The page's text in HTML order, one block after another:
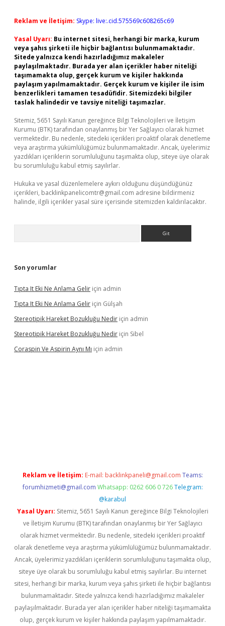
Reklam ve İletişim: Skype: live:.cid.575569c608265c69
Yasal Uyarı: Bu internet sitesi, herhangi bir marka, kurum
veya şahıs şirketi ile hiçbir bağlantısı bulunmamaktadır.
Sitede yalnızca kendi hazırladığımız makaleler
paylaşılmaktadır. Burada yer alan içerikler haber niteliği
taşımamakta olup, gerçek kurum ve kişiler hakkında
paylaşım yapılmamaktadır. Gerçek kurum ve kişiler ile isim
benzerlikleri tamamen tesadüfidir. Sitemizdeki bilgiler
taslak halindedir ve tavsiye niteliği taşımazlar.
Sitemiz, 5651 Sayılı Kanun gereğince Bilgi Teknolojileri ve İletişim
Kurumu (BTK) tarafından onaylanmış bir Yer Sağlayıcı olarak hizmet
vermektedir. Bu nedenle, sitedeki içerikleri proaktif olarak denetleme
veya araştırma yükümlülüğümüz bulunmamaktadır. Ancak, üyelerimiz
yazdıkları içeriklerin sorumluluğunu taşımakta olup, siteye üye olarak
bu sorumluluğu kabul etmiş sayılırlar.
Hukuka ve yasal düzenlemelere aykırı olduğunu düşündüğünüz
içerikleri, backlinkpanelicomtr@gmail.com adresine bildirmeniz
halinde, ilgili içerikler yasal süre içerisinde sitemizden kaldırılacaktır.
Son yorumlar
Tıpta It Eki Ne Anlama Gelir için admin
Tıpta It Eki Ne Anlama Gelir için Gülşah
Stereotipik Hareket Bozukluğu Nedir için admin
Stereotipik Hareket Bozukluğu Nedir için Sibel
Coraspin Ve Aspirin Aynı Mı için admin
Reklam ve İletişim: E-mail: backlinkpaneli@gmail.com Teams:
forumhizmeti@gmail.com Whatsapp: 0262 606 0 726 Telegram:
@karabul
Yasal Uyarı: Sitemiz, 5651 Sayılı Kanun gereğince Bilgi Teknolojileri
ve İletişim Kurumu (BTK) tarafından onaylanmış bir Yer Sağlayıcı
olarak hizmet vermektedir. Bu nedenle, sitedeki içerikleri proaktif
olarak denetleme veya araştırma yükümlülüğümüz bulunmamaktadır.
Ancak, üyelerimiz yazdıkları içeriklerin sorumluluğunu taşımakta olup,
siteye üye olarak bu sorumluluğu kabul etmiş sayılırlar. Bu internet
sitesi, herhangi bir marka, kurum veya şahıs şirketi ile hiçbir bağlantısı
bulunmamaktadır. Sitede yalnızca kendi hazırladığımız makaleler
paylaşılmaktadır. Burada yer alan içerikler haber niteliği taşımamakta
olup, gerçek kurum ve kişiler hakkında paylaşım yapılmamaktadır.